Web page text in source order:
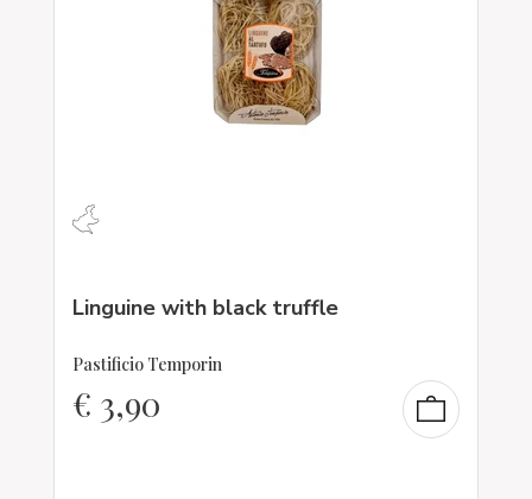
Linguine with black truffle
Pastificio Temporin
€ 3,90